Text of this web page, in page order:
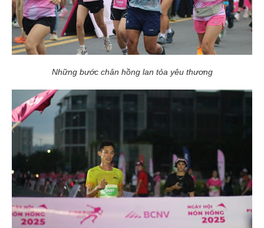
Những bước chân hồng lan tỏa yêu thương